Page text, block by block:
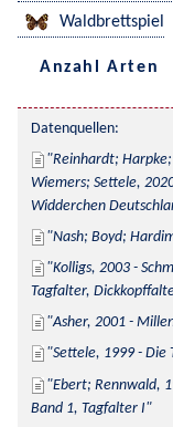
Waldbrettspiel
Anzahl Arten
Datenquellen:
Reinhardt; Harpke;
Wiemers; Settele,
Widderchen
Nash; Boyd;
Kolligs, 2003 -
Tagfalter,
Asher, 2001 -
Settele, 1999 - Die
Ebert; Rennwald,
Band 1, Tagfalter I